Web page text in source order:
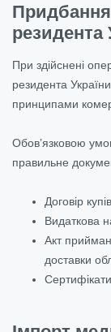
резидента
При здійснені
резидента
принципами
Обов’язковою
правильне
Договір
Видаткова
Акт
доставки
Сертифікати